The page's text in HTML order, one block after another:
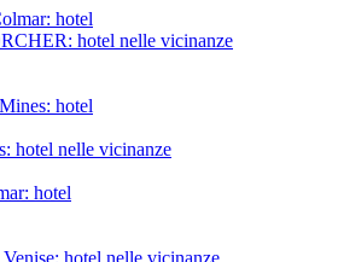
hotel
hotel nelle vicinanze
hotel
hotel nelle vicinanze
hotel
hotel nelle vicinanze